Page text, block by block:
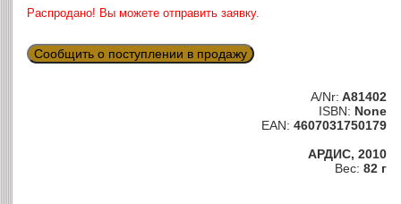
Распродано! Вы можете отправить заявку.
Сообщить о поступлении в продажу
A/Nr: A81402
ISBN: None
EAN: 4607031750179
АРДИС, 2010
Вес: 82 г